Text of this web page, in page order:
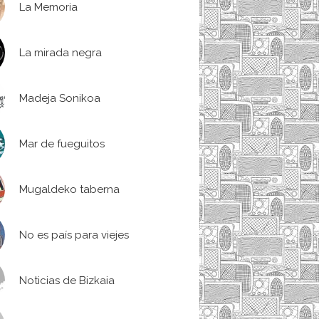
La Memoria
La mirada negra
Madeja Sonikoa
Mar de fueguitos
Mugaldeko taberna
No es país para viejes
Noticias de Bizkaia